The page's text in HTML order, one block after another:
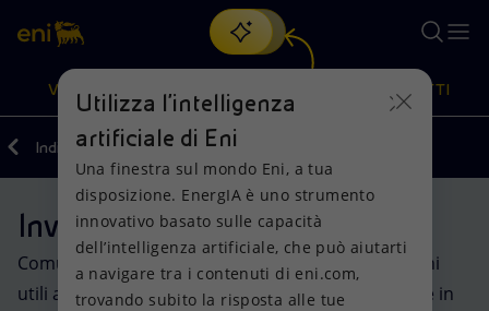
Cerca
Oppure scopri EnergIA, la nostra nuova soluzione di intelligenza
artificiale.
VISIONE
Visione
Mission e valori
Azioni
Diversificazione energetica
PRODOTTI
Prodotti
Casa
Indietro Investitori
Investitori individuali
Comunicazioni, eventi finanziari, dati e informazioni
utili ai risparmiatori retail che desiderano investire in
Utilizza l'intelligenza
artificiale di Eni
Una finestra sul mondo Eni, a tua
disposizione. EnergIA è uno strumento
innovativo basato sulle capacità
dell’intelligenza artificiale, che può aiutarti
a navigare tra i contenuti di eni.com,
trovando subito la risposta alle tue